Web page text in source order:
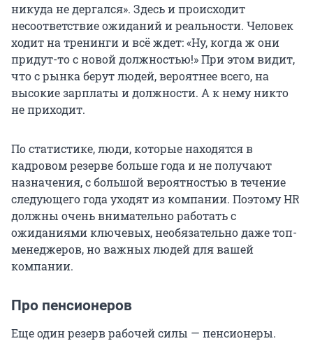
никуда не дергался». Здесь и происходит
несоответствие ожиданий и реальности. Человек
ходит на тренинги и всё ждет: «Ну, когда ж они
придут-то с новой должностью!» При этом видит,
что с рынка берут людей, вероятнее всего, на
высокие зарплаты и должности. А к нему никто
не приходит.
По статистике, люди, которые находятся в
кадровом резерве больше года и не получают
назначения, с большой вероятностью в течение
следующего года уходят из компании. Поэтому HR
должны очень внимательно работать с
ожиданиями ключевых, необязательно даже топ-
менеджеров, но важных людей для вашей
компании.
Про пенсионеров
Еще один резерв рабочей силы — пенсионеры.